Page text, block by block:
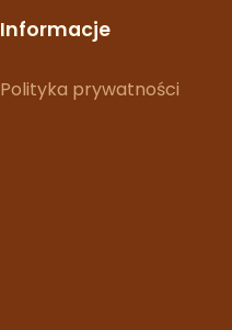
Informacje
Polityka prywatności